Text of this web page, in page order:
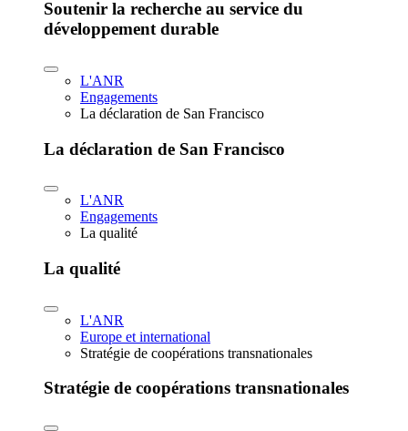
Soutenir la recherche au service du
développement durable
L'ANR
Engagements
La déclaration de San Francisco
La déclaration de San Francisco
L'ANR
Engagements
La qualité
La qualité
L'ANR
Europe et international
Stratégie de coopérations transnationales
Stratégie de coopérations transnationales